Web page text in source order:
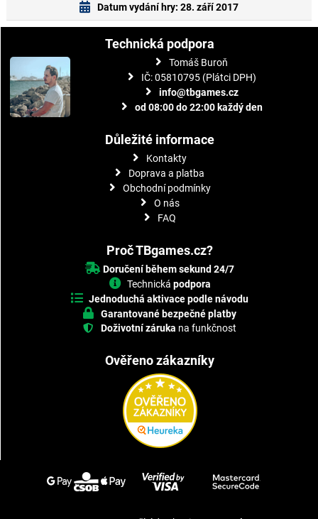
Datum vydání hry: 28. září 2017
Technická podpora
Tomáš Buroň
IČ: 05810795 (Plátci DPH)
info@tbgames.cz
od 08:00 do 22:00 každý den
Důležité informace
Kontakty
Doprava a platba
Obchodní podmínky
O nás
FAQ
Proč TBgames.cz?
Doručení během sekund 24/7
Technická podpora
Jednoduchá aktivace podle návodu
Garantované bezpečné platby
Doživotní záruka na funkčnost
Ověřeno zákazníky